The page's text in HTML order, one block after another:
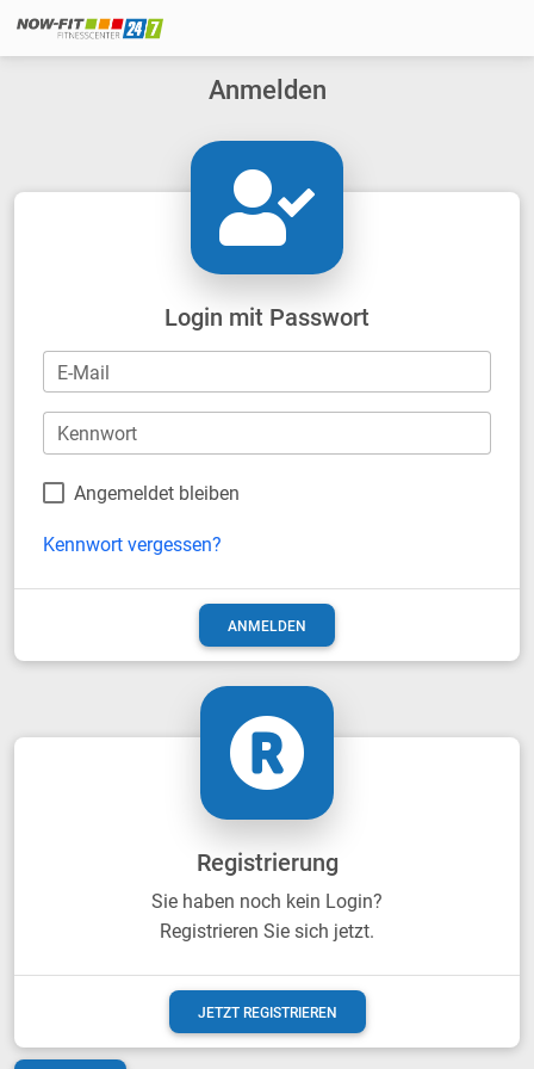
Anmelden
Login mit Passwort
E-Mail
Kennwort
Angemeldet bleiben
Kennwort vergessen?
Registrierung
Sie haben noch kein Login?
Registrieren Sie sich jetzt.
JETZT REGISTRIEREN